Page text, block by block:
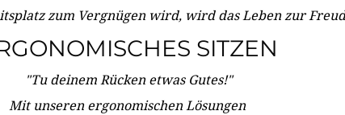
zum Vergnügen wird, wird das Leben zur
SITZEN
"Tu deinem Rücken etwas Gutes!"
Mit unseren ergonomischen Lösungen